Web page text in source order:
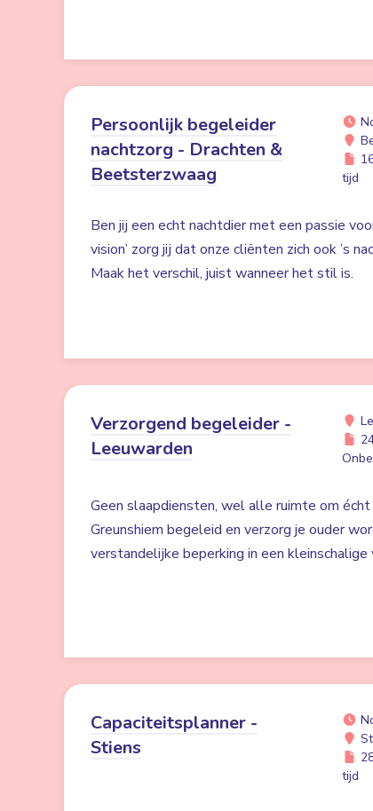
Persoonlijk begeleider
nachtzorg - Drachten &
Beetsterzwaag
tijd
Ben jij een echt nachtdier met een passie
vision’ zorg jij dat onze cliënten zich ook ’s
Maak het verschil, juist wanneer het stil is.
Verzorgend begeleider -
Leeuwarden
Geen slaapdiensten, wel alle ruimte om
Greunshiem begeleid en verzorg je ouder
verstandelijke beperking in een kleinschalige
Capaciteitsplanner -
Stiens
tijd